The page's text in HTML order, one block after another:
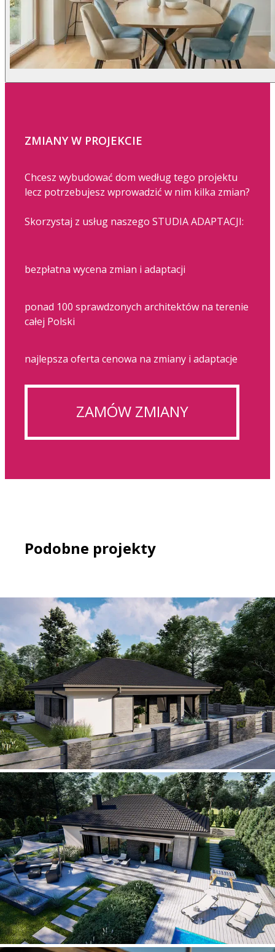
ZMIANY W PROJEKCIE
Chcesz wybudować dom według tego projektu
lecz potrzebujesz wprowadzić w nim kilka zmian?
Skorzystaj z usług naszego STUDIA ADAPTACJI:
bezpłatna wycena zmian i adaptacji
ponad 100 sprawdzonych architektów na terenie
całej Polski
najlepsza oferta cenowa na zmiany i adaptacje
ZAMÓW ZMIANY
Podobne projekty